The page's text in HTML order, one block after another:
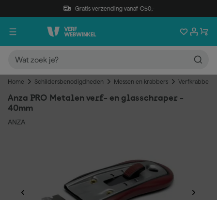
Gratis verzending vanaf €50,-
Home Schildersbenodigdheden Messen en krabbers Verfkrabbers
Anza PRO Metalen verf- en glasschraper -
40mm
ANZA